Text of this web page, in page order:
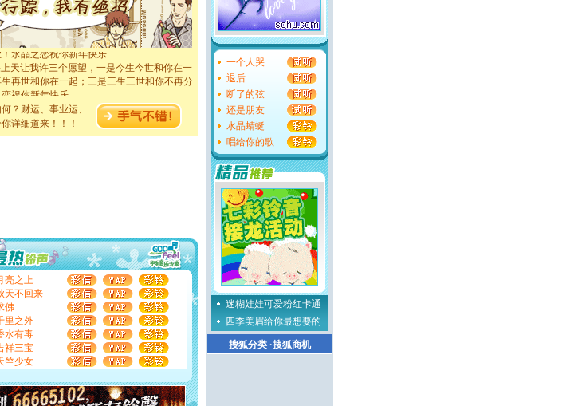
花,一切美好的祝愿与你同在.圣诞快乐!
我会触电；看不到你我要充电；没有你我会
我职业，想你是我事业，抱你是我特长，吻
水晶之恋祝你新年快乐
天让我许三个愿望，一是今生今世和你在一
再世和你在一起；三是三生三世和你不再分
祝你新年快乐
狠下心扭头离去那一刻，你在我身后无助地哭
让我明白我多么爱你。我转身抱住你：这猪不
恋祝你新年快乐。
给你五千万：千万快乐！千万要健康！千万
要知足！千万不要忘记我！
这样的日子才会想起你,而是这样的日子才
地骚扰你,告诉你,圣诞要快乐!新年要快乐!天天
!
一颗祝福的心,在这个特别的日子里,愿幸福,
花,一切美好的祝愿与你同在.圣诞快乐!
你我会触电；看不到你我要充电；没有你我会
是我职业，想你是我事业，抱你是我特长，吻
！水晶之恋祝你新年快乐
再世和你在一起；三是三生三世和你不再分
祝你新年快乐
？财运、事业运、
详细道来！！！
亮之上
天不回来
佛
里之外
水有毒
祥三宝
竺少女
一个人哭
退后
断了的弦
还是朋友
水晶蜻蜓
唱给你的歌
迷糊娃娃可爱粉红卡通
四季美眉给你最想要的
搜狐分类·搜狐商机